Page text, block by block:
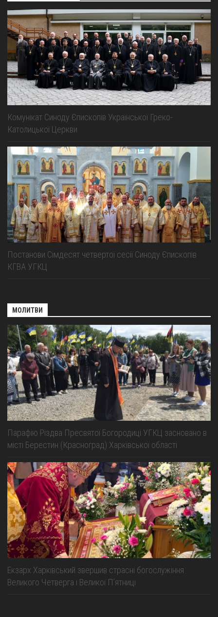
Комунікат Синоду Єпископів Української Греко-
Католицької Церкви
Постанови Сімдесят четвертої сесії Синоду Єпископів
КГВА УГКЦ
МОЛИТВИ
Парафію Різдва Пресвятої Богородиці УГКЦ засновано в
місті Берестин (Красноград) Харківської області
Екзарх Харківський звершив страсні богослужіння
Великого Четверга і Великої Пʼятниці